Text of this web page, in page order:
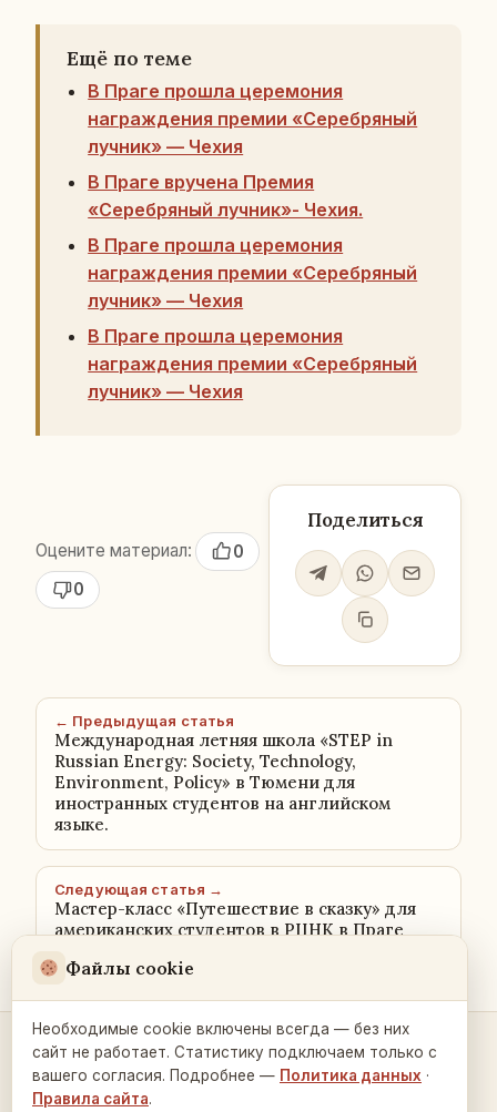
Ещё по теме
В Праге прошла церемония
награждения премии «Серебряный
лучник» — Чехия
В Праге вручена Премия
«Серебряный лучник»- Чехия.
В Праге прошла церемония
награждения премии «Серебряный
лучник» — Чехия
В Праге прошла церемония
награждения премии «Серебряный
лучник» — Чехия
Оцените материал:
0
0
Поделиться
← Предыдущая статья
Международная летняя школа «STEP in
Russian Energy: Society, Technology,
Environment, Policy» в Тюмени для
иностранных студентов на английском
языке.
Следующая статья →
Мастер-класс «Путешествие в сказку» для
американских студентов в РЦНК в Праге
Контакты и связь →
Файлы cookie
Необходимые cookie включены всегда — без них
сайт не работает. Статистику подключаем только с
вашего согласия. Подробнее — Политика данных ·
Правила сайта.